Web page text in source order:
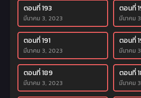
ตอนที่ 193
มีนาคม 3, 2023
ตอนที่
มีนาคม
ตอนที่ 191
มีนาคม 3, 2023
ตอนที่
มีนาคม
ตอนที่ 189
มีนาคม 3, 2023
ตอนที่
มีนาคม